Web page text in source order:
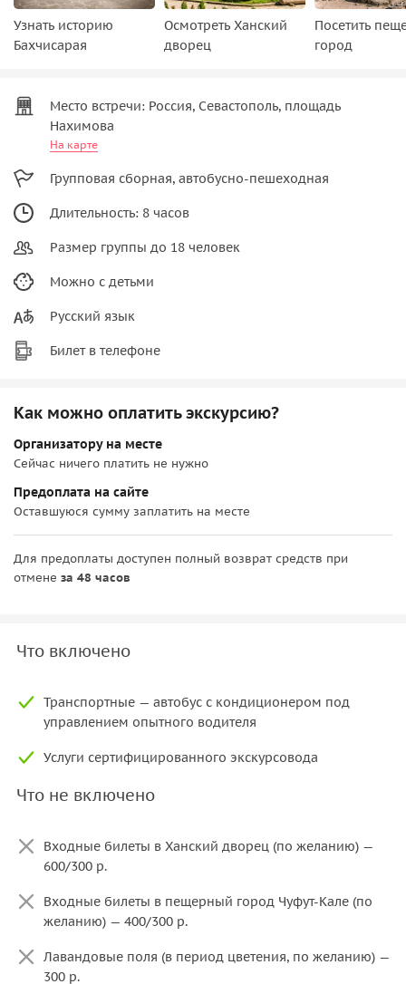
Узнать историю
Бахчисарая
Осмотреть Ханский
дворец
Посетить
город
Место встречи: Россия, Севастополь, площадь
Нахимова
На карте
Групповая сборная, автобусно-пешеходная
Длительность: 8 часов
Размер группы до 18 человек
Можно с детьми
Русский язык
Билет в телефоне
Как можно оплатить экскурсию?
Организатору на месте
Сейчас ничего платить не нужно
Предоплата на сайте
Оставшуюся сумму заплатить на месте
Для предоплаты доступен полный возврат средств при
отмене за 48 часов
Что включено
Транспортные — автобус с кондиционером под
управлением опытного водителя
Услуги сертифицированного экскурсовода
Что не включено
Входные билеты в Ханский дворец (по желанию) —
600/300 р.
Входные билеты в пещерный город Чуфут-Кале (по
желанию) — 400/300 р.
Лавандовые поля (в период цветения, по желанию) —
300 р.